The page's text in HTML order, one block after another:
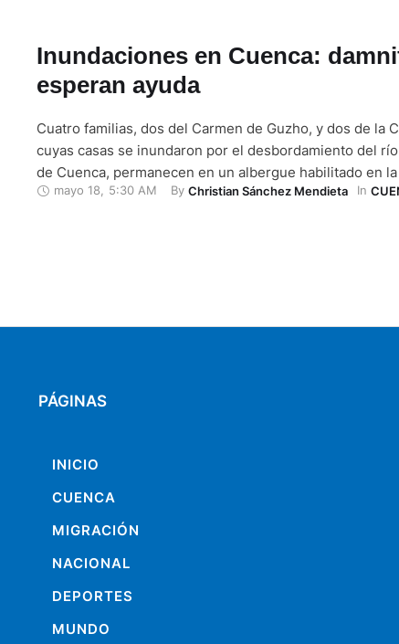
Inundaciones en Cuenca:
esperan ayuda
Cuatro familias, dos del Carmen de Guzho, y dos de la
cuyas casas se inundaron por el desbordamiento del
de Cuenca, permanecen en un albergue habilitado en
Mayor, del Municipio de Cuenca. Efrén Cotera es uno
mayo 18, 5:30 AM By Christian Sánchez Mendieta In
PÁGINAS
INICIO
CUENCA
MIGRACIÓN
NACIONAL
DEPORTES
MUNDO